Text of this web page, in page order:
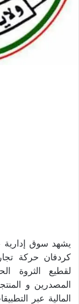
يشهد سوق إدارية
كردفان حركة
لقطيع الثروة
المصدرين و
المالية عبر